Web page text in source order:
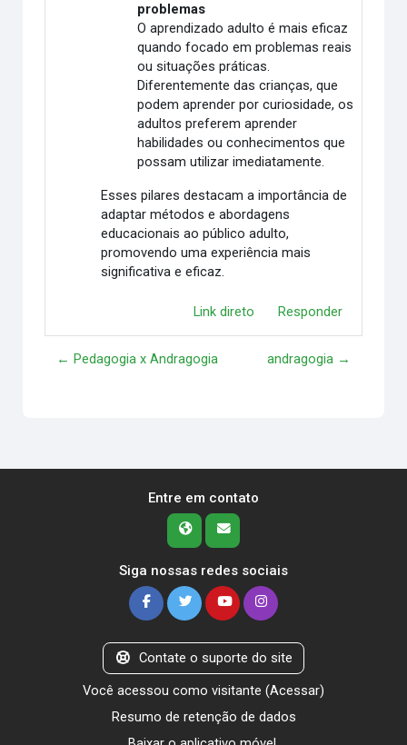
problemas
O aprendizado adulto é mais eficaz
quando focado em problemas reais
ou situações práticas.
Diferentemente das crianças, que
podem aprender por curiosidade, os
adultos preferem aprender
habilidades ou conhecimentos que
possam utilizar imediatamente.
Esses pilares destacam a importância de
adaptar métodos e abordagens
educacionais ao público adulto,
promovendo uma experiência mais
significativa e eficaz.
Link direto Responder
← Pedagogia x Andragogia andragogia →
Entre em contato
Siga nossas redes sociais
Contate o suporte do site
Você acessou como visitante (Acessar)
Resumo de retenção de dados